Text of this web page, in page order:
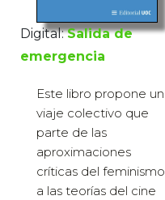
Digital: Salida de
emergencia
Este libro propone un
viaje colectivo que
parte de las
aproximaciones
críticas del feminismo
a las teorías del cine